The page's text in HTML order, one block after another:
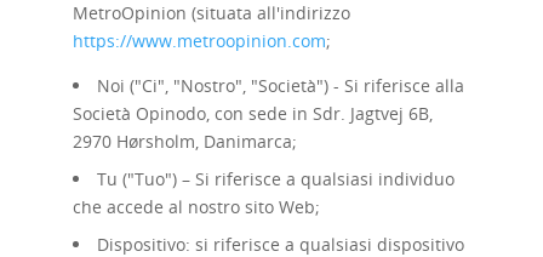
MetroOpinion (situata all'indirizzo
https://www.metroopinion.com;
Noi ("Ci", "Nostro", "Società") - Si riferisce alla
Società Opinodo, con sede in Sdr. Jagtvej 6B,
2970 Hørsholm, Danimarca;
Tu ("Tuo") – Si riferisce a qualsiasi individuo
che accede al nostro sito Web;
Dispositivo: si riferisce a qualsiasi dispositivo